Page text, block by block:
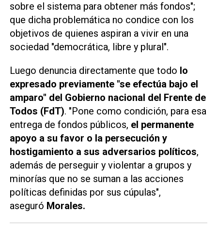
sobre el sistema para obtener más fondos";
que dicha problemática no condice con los
objetivos de quienes aspiran a vivir en una
sociedad "democrática, libre y plural".
Luego denuncia directamente que todo lo
expresado previamente "se efectúa bajo el
amparo" del Gobierno nacional del Frente de
Todos (FdT). "Pone como condición, para esa
entrega de fondos públicos, el permanente
apoyo a su favor o la persecución y
hostigamiento a sus adversarios políticos,
además de perseguir y violentar a grupos y
minorías que no se suman a las acciones
políticas definidas por sus cúpulas",
aseguró Morales.